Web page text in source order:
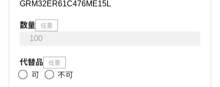
数量 任意
代替品 任意
可
不可